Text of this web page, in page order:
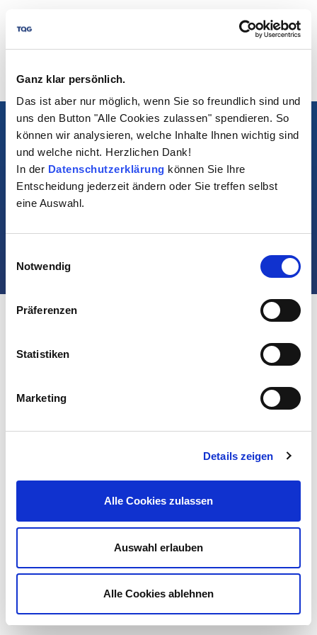
Ganz klar persönlich.
Das ist aber nur möglich, wenn Sie so freundlich sind und
uns den Button "Alle Cookies zulassen" spendieren. So
können wir analysieren, welche Inhalte Ihnen wichtig sind
und welche nicht. Herzlichen Dank!
In der Datenschutzerklärung können Sie Ihre
Entscheidung jederzeit ändern oder Sie treffen selbst
eine Auswahl.
Notwendig
Präferenzen
Statistiken
Marketing
Details zeigen
Alle Cookies zulassen
Auswahl erlauben
Alle Cookies ablehnen
Legal Notice
Privacy Policy
Cookie settings